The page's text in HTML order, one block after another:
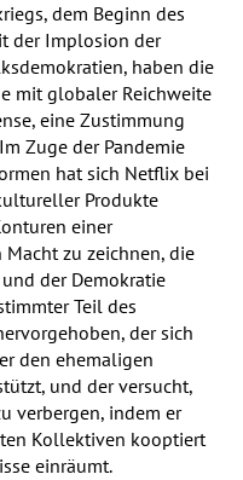
dem Beginn des
der Implosion der
haben die
mit globaler Reichweite
eine Zustimmung
Zuge der Pandemie
hat sich Netflix bei
Produkte
einer
zu zeichnen, die
der Demokratie
Teil des
der sich
den ehemaligen
und der versucht,
verbergen, indem er
Kollektiven kooptiert
einräumt.